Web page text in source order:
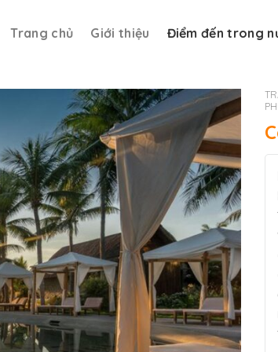
Trang chủ Giới thiệu Điểm đến trong